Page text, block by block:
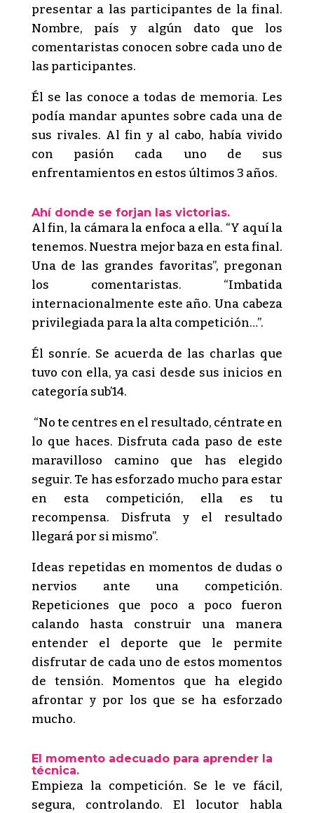
presentar a las participantes de la final.
Nombre, país y algún dato que los
comentaristas conocen sobre cada uno de
las participantes.
Él se las conoce a todas de memoria. Les
podía mandar apuntes sobre cada una de
sus rivales. Al fin y al cabo, había vivido
con pasión cada uno de sus
enfrentamientos en estos últimos 3 años.
Ahí donde se forjan las victorias.
Al fin, la cámara la enfoca a ella. “Y aquí la
tenemos. Nuestra mejor baza en esta final.
Una de las grandes favoritas”, pregonan
los comentaristas. “Imbatida
internacionalmente este año. Una cabeza
privilegiada para la alta competición…”.
Él sonríe. Se acuerda de las charlas que
tuvo con ella, ya casi desde sus inicios en
categoría sub’14.
“No te centres en el resultado, céntrate en
lo que haces. Disfruta cada paso de este
maravilloso camino que has elegido
seguir. Te has esforzado mucho para estar
en esta competición, ella es tu
recompensa. Disfruta y el resultado
llegará por si mismo”.
Ideas repetidas en momentos de dudas o
nervios ante una competición.
Repeticiones que poco a poco fueron
calando hasta construir una manera
entender el deporte que le permite
disfrutar de cada uno de estos momentos
de tensión. Momentos que ha elegido
afrontar y por los que se ha esforzado
mucho.
El momento adecuado para aprender la
técnica.
Empieza la competición. Se le ve fácil,
segura, controlando. El locutor habla